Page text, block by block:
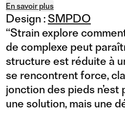
En savoir plus
Design : SMPDO
“Strain explore
de complexe peut
structure est réduite à
se rencontrent force,
jonction des pieds n’est
une solution, mais une